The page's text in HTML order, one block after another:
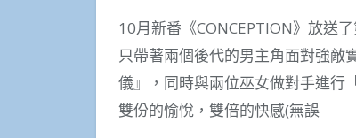
10月新番《CONCEPTION》放送
只帶著兩個後代的男主角面對強敵
儀』，同時與兩位巫女做對手進行
雙份的愉悅，雙倍的快感(無誤